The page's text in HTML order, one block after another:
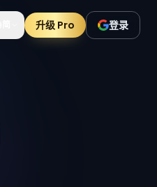
升级 Pro 登录